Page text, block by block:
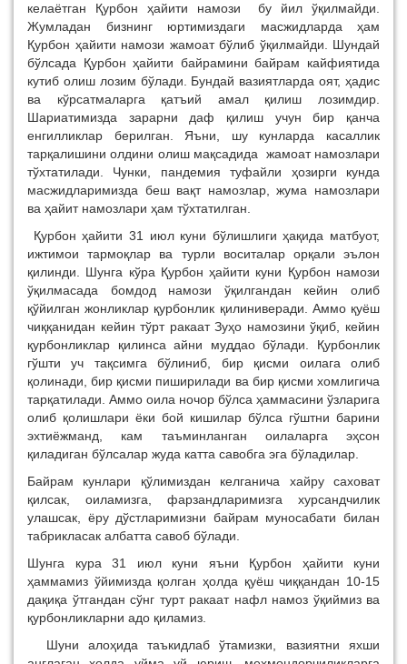
келаётган Қурбон ҳайити намози бу йил ўқилмайди.
Жумладан бизнинг юртимиздаги масжидларда ҳам
Қурбон ҳайити намози жамоат бўлиб ўқилмайди. Шундай
бўлсада Қурбон ҳайити байрамини байрам кайфиятида
кутиб олиш лозим бўлади. Бундай вазиятларда оят, ҳадис
ва кўрсатмаларга қатъий амал қилиш лозимдир.
Шариатимизда зарарни даф қилиш учун бир қанча
енгилликлар берилган. Яъни, шу кунларда касаллик
тарқалишини олдини олиш мақсадида жамоат намозлари
тўхтатилади. Чунки, пандемия туфайли ҳозирги кунда
масжидларимизда беш вақт намозлар, жума намозлари
ва ҳайит намозлари ҳам тўхтатилган.
Қурбон ҳайити 31 июл куни бўлишлиги ҳақида матбуот,
ижтимои тармоқлар ва турли воситалар орқали эълон
қилинди. Шунга кўра Қурбон ҳайити куни Қурбон намози
ўқилмасада бомдод намози ўқилгандан кейин олиб
қўйилган жонликлар қурбонлик қилиниверади. Аммо қуёш
чиққанидан кейин тўрт ракаат Зуҳо намозини ўқиб, кейин
қурбонликлар қилинса айни муддао бўлади. Қурбонлик
гўшти уч тақсимга бўлиниб, бир қисми оилага олиб
қолинади, бир қисми пиширилади ва бир қисми хомлигича
тарқатилади. Аммо оила ночор бўлса ҳаммасини ўзларига
олиб қолишлари ёки бой кишилар бўлса гўштни барини
эхтиёжманд, кам таъминланган оилаларга эҳсон
қиладиган бўлсалар жуда катта савобга эга бўладилар.
Байрам кунлари қўлимиздан келганича хайру саховат
қилсак, оиламизга, фарзандларимизга хурсандчилик
улашсак, ёру дўстларимизни байрам муносабати билан
табрикласак албатта савоб бўлади.
Шунга кура 31 июл куни яъни Қурбон ҳайити куни
ҳаммамиз ўйимизда қолган ҳолда қуёш чиққандан 10-15
дақиқа ўтгандан сўнг турт ракаат нафл намоз ўқиймиз ва
қурбонликларни адо қиламиз.
Шуни алоҳида таъкидлаб ўтамизки, вазиятни яхши